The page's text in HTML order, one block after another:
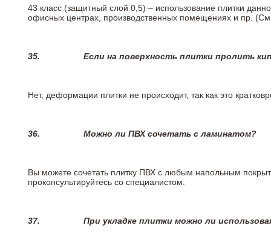
43 класс (защитный слой 0,5) – использование плитки
офисных центрах, производственных помещениях и пр.
35. Если на поверхность плитки пролить
Нет, деформации плитки не происходит, так как это
36. Можно ли ПВХ сочетать с ламинатом?
Вы можете сочетать плитку ПВХ с любым напольным
проконсультируйтесь со специалистом.
37. При укладке плитки можно ли